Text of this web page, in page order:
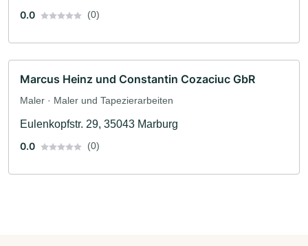
0.0
(0)
Marcus Heinz und Constantin Cozaciuc GbR
Maler · Maler und Tapezierarbeiten
Eulenkopfstr. 29, 35043 Marburg
0.0
(0)